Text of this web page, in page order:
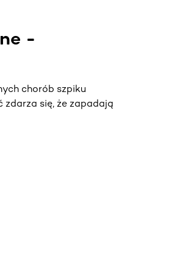
-
chorób szpiku
się, że zapadają